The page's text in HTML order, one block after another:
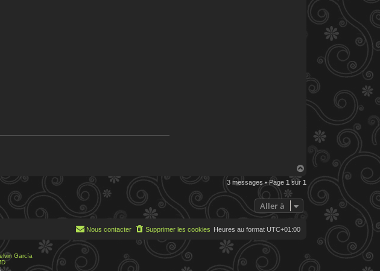
u
3 messages • Page 1 sur 1
Aller à
Heures au format UTC+01:00
Supprimer les cookies
Nous contacter
García